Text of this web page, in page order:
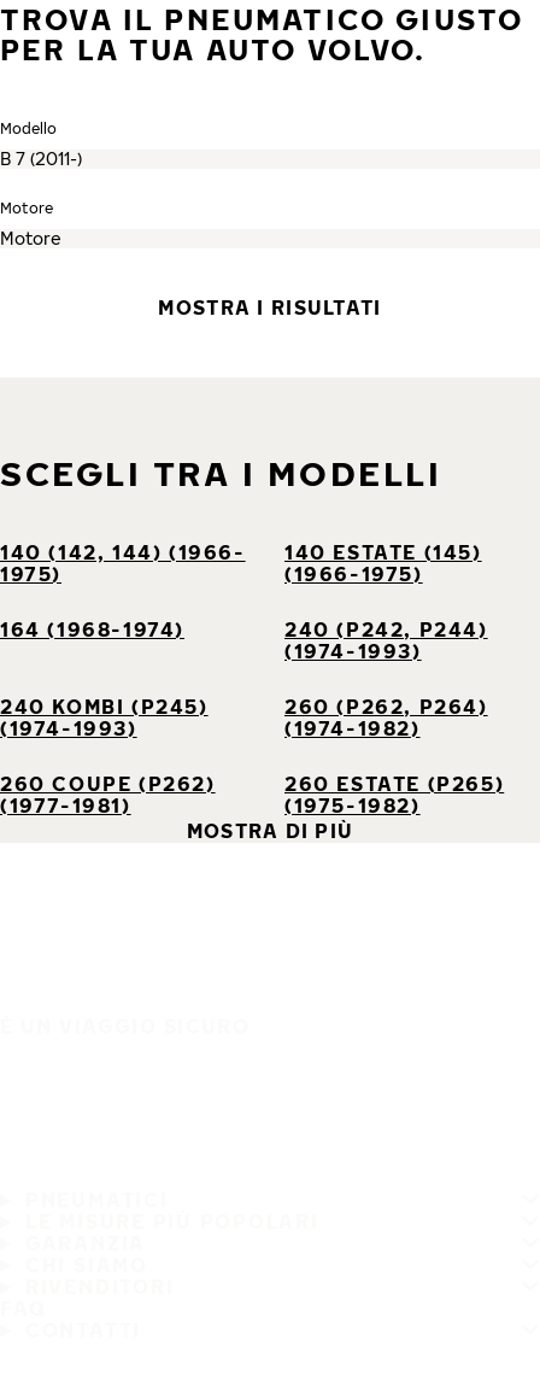
TROVA IL PNEUMATICO GIUSTO
PER LA TUA AUTO VOLVO.
Modello
Motore
MOSTRA I RISULTATI
SCEGLI TRA I MODELLI
140 (142, 144) (1966-
1975)
140 ESTATE (145)
(1966-1975)
164 (1968-1974)
240 (P242, P244)
(1974-1993)
240 KOMBI (P245)
(1974-1993)
260 (P262, P264)
(1974-1982)
260 COUPE (P262)
(1977-1981)
260 ESTATE (P265)
(1975-1982)
MOSTRA DI PIÙ